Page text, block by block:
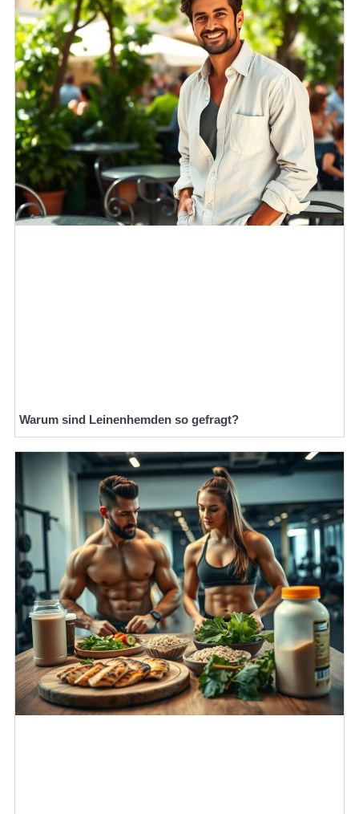
Warum sind Leinenhemden so gefragt?